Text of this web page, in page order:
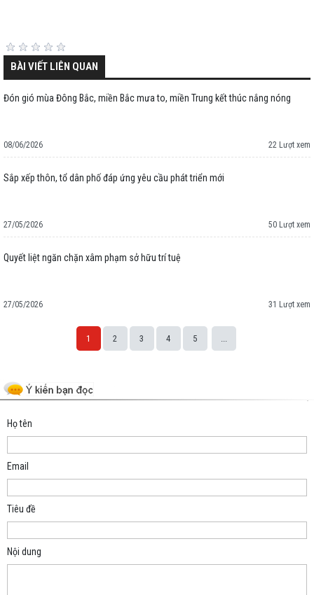
BÀI VIẾT LIÊN QUAN
Đón gió mùa Đông Bắc, miền Bắc mưa to, miền Trung kết thúc nắng nóng
08/06/2026 22 Lượt xem
Sắp xếp thôn, tổ dân phố đáp ứng yêu cầu phát triển mới
27/05/2026 50 Lượt xem
Quyết liệt ngăn chặn xâm phạm sở hữu trí tuệ
27/05/2026 31 Lượt xem
1 2 3 4 5 ...
Họ tên
Email
Tiêu đề
Nội dung